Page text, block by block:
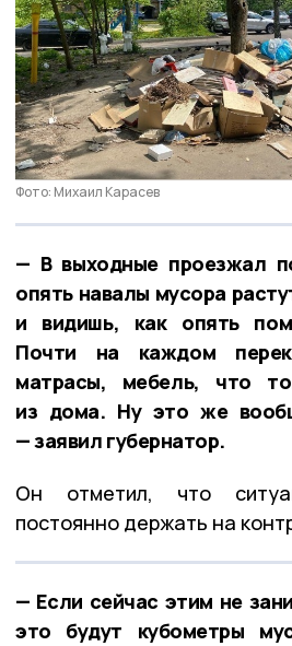
Фото: Михаил Карасев
— В выходные проезжал
опять навалы мусора
и видишь, как опять
Почти на каждом
матрасы, мебель, что
из дома. Ну это же
— заявил губернатор.
Он отметил, что
постоянно держать на
— Если сейчас этим не
это будут кубометры